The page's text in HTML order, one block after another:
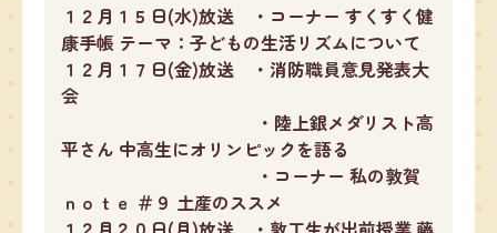
１２月１５日(水)放送 ・コーナー すくすく健
康手帳 テーマ：子どもの生活リズムについて
１２月１７日(金)放送 ・消防職員意見発表大
会
・陸上銀メダリスト高
平さん 中高生にオリンピックを語る
・コーナー 私の敦賀
ｎｏｔｅ ＃９ 土産のススメ